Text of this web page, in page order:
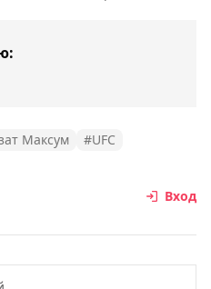
Максум #UFC
Вход